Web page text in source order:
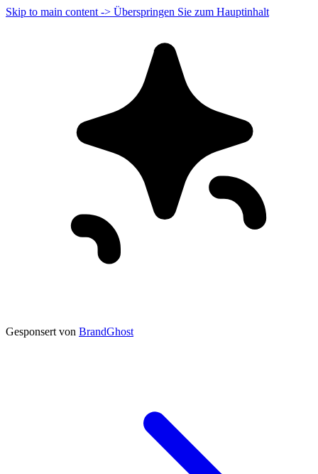
Skip to main content -> Überspringen Sie zum Hauptinhalt
Gesponsert von BrandGhost